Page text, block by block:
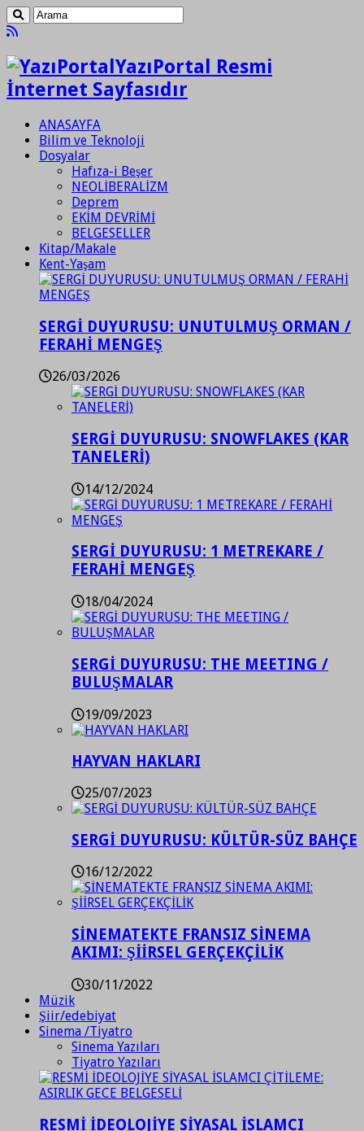
YazıPortal Resmi
İnternet Sayfasıdır
ANASAYFA
Bilim ve Teknoloji
Dosyalar
Hafıza-i Beşer
NEOLİBERALİZM
Deprem
EKİM DEVRİMİ
BELGESELLER
Kitap/Makale
Kent-Yaşam
SERGİ DUYURUSU: UNUTULMUŞ ORMAN /
FERAHİ MENGEŞ
26/03/2026
SERGİ DUYURUSU: SNOWFLAKES (KAR
TANELERİ)
14/12/2024
SERGİ DUYURUSU: 1 METREKARE /
FERAHİ MENGEŞ
18/04/2024
SERGİ DUYURUSU: THE MEETING /
BULUŞMALAR
19/09/2023
HAYVAN HAKLARI
25/07/2023
SERGİ DUYURUSU: KÜLTÜR-SÜZ BAHÇE
16/12/2022
SİNEMATEKTE FRANSIZ SİNEMA
AKIMI: ŞİİRSEL GERÇEKÇİLİK
30/11/2022
Müzik
Şiir/edebiyat
Sinema /Tiyatro
Sinema Yazıları
Tiyatro Yazıları
RESMİ İDEOLOJİYE SİYASAL İSLAMCI